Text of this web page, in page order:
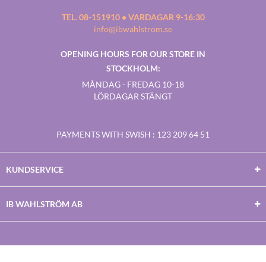
TEL. 08-151910 • VARDAGAR 9-16:30
info@ibwahlstrom.se
OPENING HOURS FOR OUR STORE IN
STOCKHOLM:
MÅNDAG - FREDAG 10-18
LÖRDAGAR STÄNGT
PAYMENTS WITH SWISH : 123 209 64 51
KUNDSERVICE
IB WAHLSTRÖM AB
Facebook
TwitterYoutubeInstagram